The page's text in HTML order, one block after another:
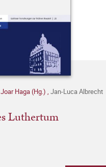
Joar Haga (Hg.) , Jan-Luca Albrecht
Luthertum